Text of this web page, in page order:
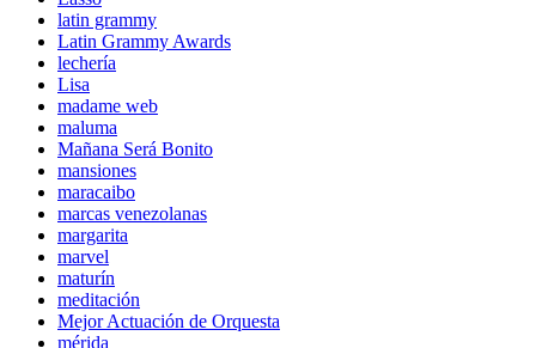
latin grammy
Latin Grammy Awards
lechería
Lisa
madame web
maluma
Mañana Será Bonito
mansiones
maracaibo
marcas venezolanas
margarita
marvel
maturín
meditación
Mejor Actuación de Orquesta
mérida